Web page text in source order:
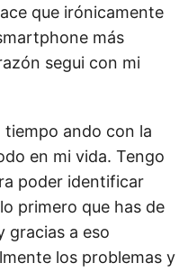
que irónicamente
más
segui con mi
tiempo ando con la
en mi vida. Tengo
poder identificar
primero que has de
gracias a eso
los problemas y